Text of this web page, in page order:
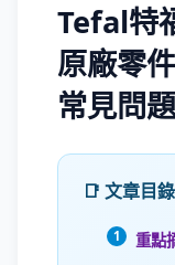
Tefal特
原廠零
常見問題
📑 文章目錄
重點